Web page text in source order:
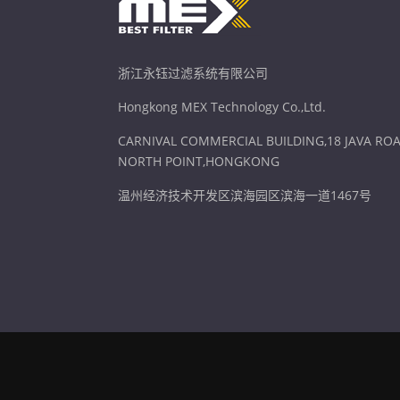
浙江永钰过滤系统有限公司
Hongkong MEX Technology Co.,Ltd.
CARNIVAL COMMERCIAL BUILDING,18 JAVA
NORTH POINT,HONGKONG
温州经济技术开发区滨海园区滨海一道1467号